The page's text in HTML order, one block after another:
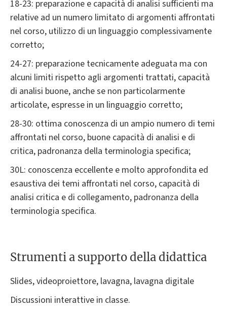
18-23: preparazione e capacità di analisi sufficienti ma
relative ad un numero limitato di argomenti affrontati
nel corso, utilizzo di un linguaggio complessivamente
corretto;
24-27: preparazione tecnicamente adeguata ma con
alcuni limiti rispetto agli argomenti trattati, capacità
di analisi buone, anche se non particolarmente
articolate, espresse in un linguaggio corretto;
28-30: ottima conoscenza di un ampio numero di temi
affrontati nel corso, buone capacità di analisi e di
critica, padronanza della terminologia specifica;
30L: conoscenza eccellente e molto approfondita ed
esaustiva dei temi affrontati nel corso, capacità di
analisi critica e di collegamento, padronanza della
terminologia specifica.
Strumenti a supporto della didattica
Slides, videoproiettore, lavagna, lavagna digitale
Discussioni interattive in classe.